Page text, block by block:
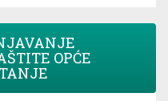
OPĆE